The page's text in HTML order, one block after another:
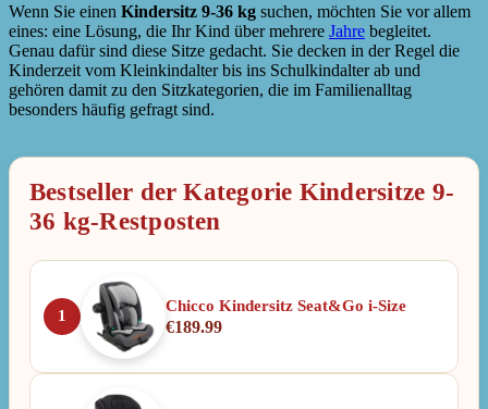
Wenn Sie einen Kindersitz 9-36 kg suchen, möchten Sie vor allem
eines: eine Lösung, die Ihr Kind über mehrere Jahre begleitet.
Genau dafür sind diese Sitze gedacht. Sie decken in der Regel die
Kinderzeit vom Kleinkindalter bis ins Schulkindalter ab und
gehören damit zu den Sitzkategorien, die im Familienalltag
besonders häufig gefragt sind.
Bestseller der Kategorie Kindersitze 9-
36 kg-Restposten
1
Chicco Kindersitz Seat&Go i-Size
€189.99